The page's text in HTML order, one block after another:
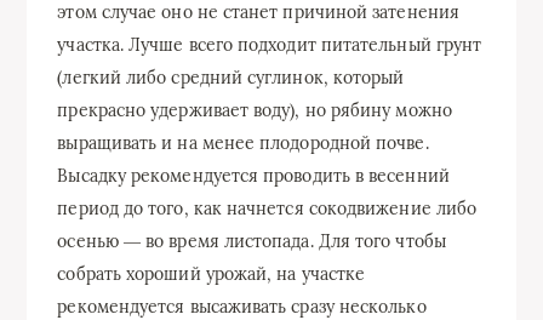
этом случае оно не станет причиной затенения
участка. Лучше всего подходит питательный грунт
(легкий либо средний суглинок, который
прекрасно удерживает воду), но рябину можно
выращивать и на менее плодородной почве.
Высадку рекомендуется проводить в весенний
период до того, как начнется сокодвижение либо
осенью ― во время листопада. Для того чтобы
собрать хороший урожай, на участке
рекомендуется высаживать сразу несколько